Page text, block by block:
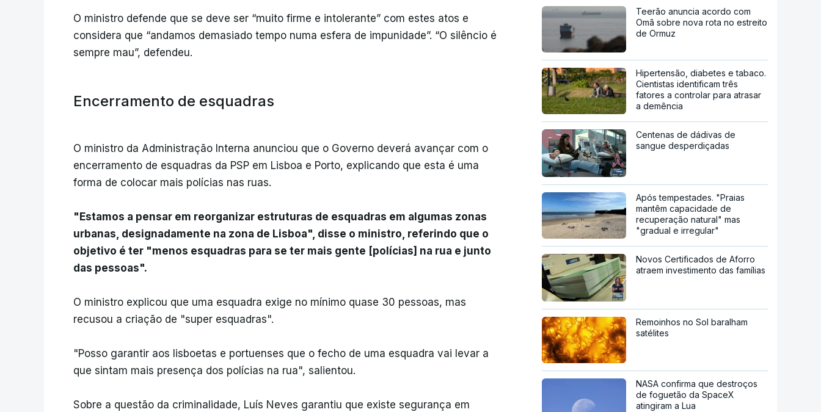
O ministro defende que se deve ser “muito firme e intolerante” com estes atos e
considera que “andamos demasiado tempo numa esfera de impunidade”. “O silêncio é
sempre mau”, defendeu.
Encerramento de esquadras
O ministro da Administração Interna anunciou que o Governo deverá avançar com o
encerramento de esquadras da PSP em Lisboa e Porto, explicando que esta é uma
forma de colocar mais polícias nas ruas.
"Estamos a pensar em reorganizar estruturas de esquadras em algumas zonas
urbanas, designadamente na zona de Lisboa", disse o ministro, referindo que o
objetivo é ter "menos esquadras para se ter mais gente [polícias] na rua e junto
das pessoas".
O ministro explicou que uma esquadra exige no mínimo quase 30 pessoas, mas
recusou a criação de "super esquadras".
"Posso garantir aos lisboetas e portuenses que o fecho de uma esquadra vai levar a
que sintam mais presença dos polícias na rua", salientou.
Sobre a questão da criminalidade, Luís Neves garantiu que existe segurança em
Teerão anuncia acordo com
Omã sobre nova rota no estreito
de Ormuz
Hipertensão, diabetes e tabaco.
Cientistas identificam três
fatores a controlar para atrasar
a demência
Centenas de dádivas de
sangue desperdiçadas
Após tempestades. "Praias
mantêm capacidade de
recuperação natural" mas
"gradual e irregular"
Novos Certificados de Aforro
atraem investimento das famílias
Remoinhos no Sol baralham
satélites
NASA confirma que destroços
de foguetão da SpaceX
atingiram a Lua